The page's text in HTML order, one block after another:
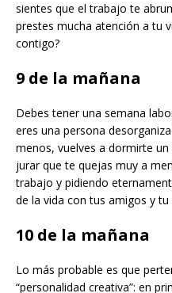
sientes que el trabajo te
prestes mucha atención a tu
contigo?
9 de la mañana
Debes tener una semana
eres una persona
menos, vuelves a dormirte
jurar que te quejas muy a
trabajo y pidiendo
de la vida con tus amigos y
10 de la mañana
Lo más probable es que
“personalidad creativa”: en